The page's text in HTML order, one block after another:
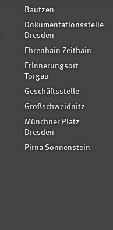
Bautzen
Dokumentationsstelle
Dresden
Ehrenhain Zeithain
Erinnerungsort
Torgau
Geschäftsstelle
Großschweidnitz
Münchner Platz
Dresden
Pirna-Sonnenstein